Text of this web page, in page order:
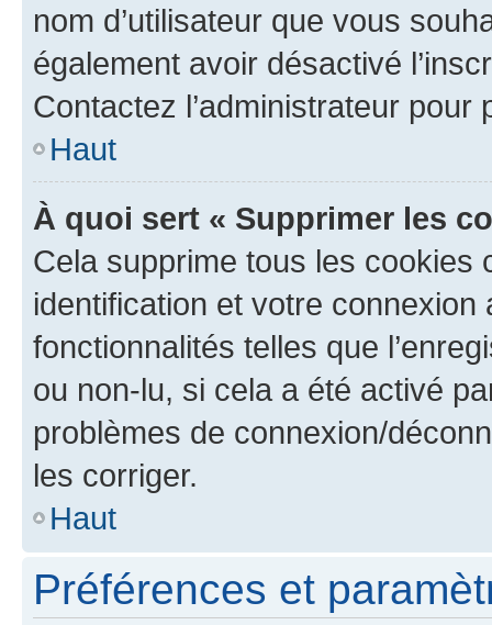
nom d’utilisateur que vous
également avoir désactivé
Contactez l’administrateur
Haut
À quoi sert « Supprimer les
Cela supprime tous les cookies
identification et votre
fonctionnalités telles que
ou non-lu, si cela a été activé
problèmes de connexion/
les corriger.
Haut
Préférences et